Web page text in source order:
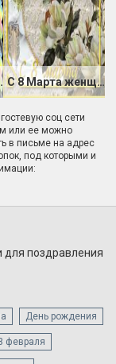
марта С 8 Марта женщинам
соц сети
или ее можно
в письме на адрес
под которыми и
для поздравления
День рождения
февраля